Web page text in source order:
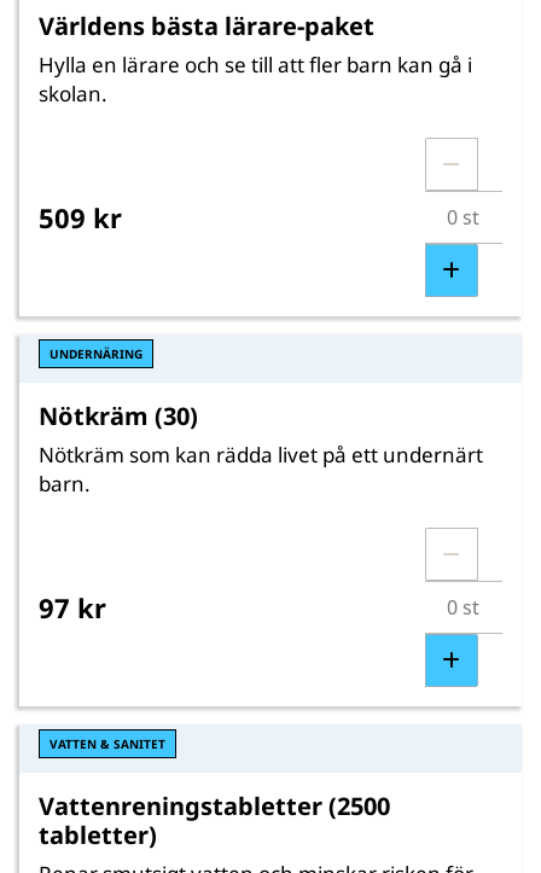
Världens bästa lärare-paket
Hylla en lärare och se till att fler barn kan gå i
skolan.
509 kr
UNDERNÄRING
Nötkräm (30)
Nötkräm som kan rädda livet på ett undernärt
barn.
97 kr
VATTEN & SANITET
Vattenreningstabletter (2500
tabletter)